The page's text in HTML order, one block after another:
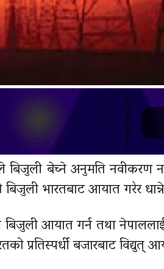
बिजुली बेच्ने अनुमति नवीकरण
भारतबाट आयात गरेर
आयात गर्न तथा
प्रतिस्पर्धी बजारबाट